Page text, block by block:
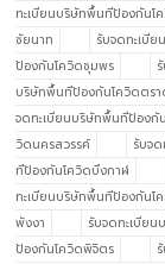
ทะเบียนบริษัทพื้นทีป้องกันโ
ชัยนาท
รับจดทะเบี
ป้องกันโควิดชุมพร
บริษัทพื้นทีป้องกันโควิดตรา
จดทะเบียนบริษัทพื้นทีป้องกั
วิดนครสวรรค์
รับจ
ทีป้องกันโควิดบึงกาฬ
ทะเบียนบริษัทพื้นทีป้องกันโค
พังงา
รับจดทะเบีย
ป้องกันโควิดพิจิตร